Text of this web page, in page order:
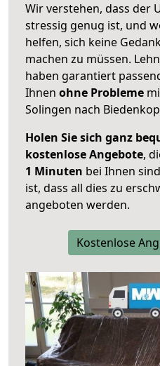
Wir verstehen, dass der
stressig genug ist, und
helfen, sich keine
machen zu müssen.
haben garantiert
Ihnen ohne Probleme
Solingen nach
Holen Sie sich ganz
kostenlose Angebote,
1 Minuten bei Ihnen
ist, dass all dies zu
angeboten werden.
Kostenlose